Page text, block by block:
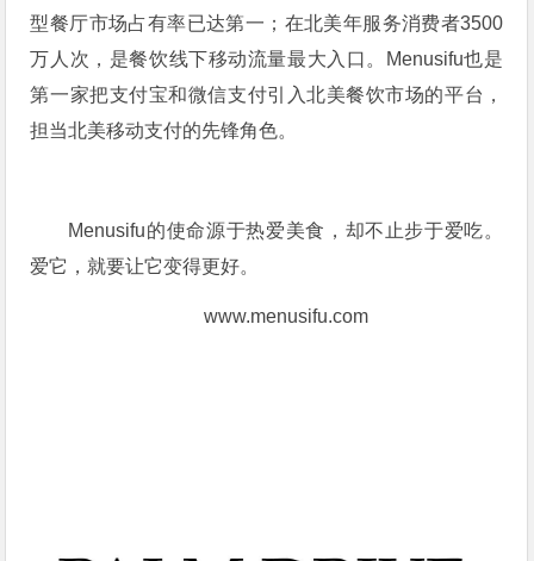
型餐厅市场占有率已达第一；在北美年服务消费者3500
万人次，是餐饮线下移动流量最大入口。Menusifu也是
第一家把支付宝和微信支付引入北美餐饮市场的平台，
担当北美移动支付的先锋角色。
Menusifu的使命源于热爱美食，却不止步于爱吃。
爱它，就要让它变得更好。
www.menusifu.com